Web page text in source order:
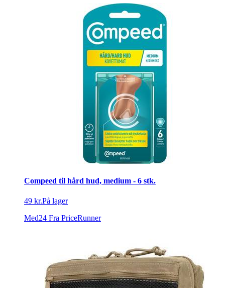
Compeed til hård hud, medium - 6 stk.
49 kr.På lager
Med24 Fra PriceRunner